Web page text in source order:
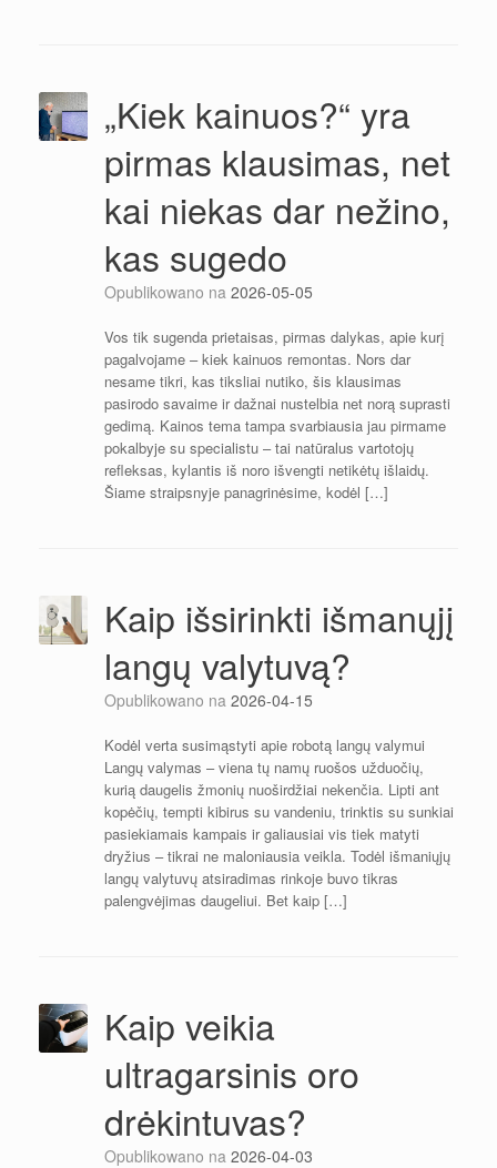
„Kiek kainuos?“ yra
pirmas klausimas, net
kai niekas dar nežino,
kas sugedo
Opublikowano na 2026-05-05
Vos tik sugenda prietaisas, pirmas dalykas, apie kurį
pagalvojame – kiek kainuos remontas. Nors dar
nesame tikri, kas tiksliai nutiko, šis klausimas
pasirodo savaime ir dažnai nustelbia net norą suprasti
gedimą. Kainos tema tampa svarbiausia jau pirmame
pokalbyje su specialistu – tai natūralus vartotojų
refleksas, kylantis iš noro išvengti netikėtų išlaidų.
Šiame straipsnyje panagrinėsime, kodėl […]
Kaip išsirinkti išmanųjį
langų valytuvą?
Opublikowano na 2026-04-15
Kodėl verta susimąstyti apie robotą langų valymui
Langų valymas – viena tų namų ruošos užduočių,
kurią daugelis žmonių nuoširdžiai nekenčia. Lipti ant
kopėčių, tempti kibirus su vandeniu, trinktis su sunkiai
pasiekiamais kampais ir galiausiai vis tiek matyti
dryžius – tikrai ne maloniausia veikla. Todėl išmaniųjų
langų valytuvų atsiradimas rinkoje buvo tikras
palengvėjimas daugeliui. Bet kaip […]
Kaip veikia
ultragarsinis oro
drėkintuvas?
Opublikowano na 2026-04-03